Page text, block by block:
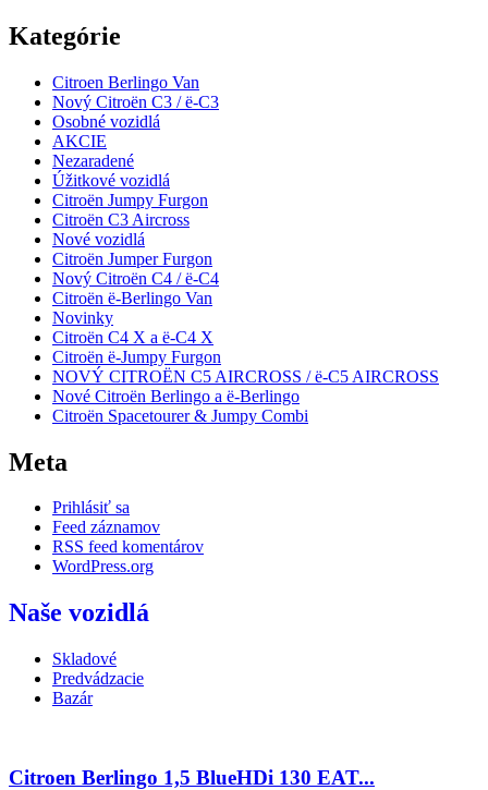
Kategórie
Citroen Berlingo Van
Nový Citroën C3 / ë-C3
Osobné vozidlá
AKCIE
Nezaradené
Úžitkové vozidlá
Citroën Jumpy Furgon
Citroën C3 Aircross
Nové vozidlá
Citroën Jumper Furgon
Nový Citroën C4 / ë-C4
Citroën ë-Berlingo Van
Novinky
Citroën C4 X a ë-C4 X
Citroën ë-Jumpy Furgon
NOVÝ CITROËN C5 AIRCROSS / ë-C5 AIRCROSS
Nové Citroën Berlingo a ë-Berlingo
Citroën Spacetourer & Jumpy Combi
Meta
Prihlásiť sa
Feed záznamov
RSS feed komentárov
WordPress.org
Naše vozidlá
Skladové
Predvádzacie
Bazár
Citroen Berlingo 1,5 BlueHDi 130 EAT...